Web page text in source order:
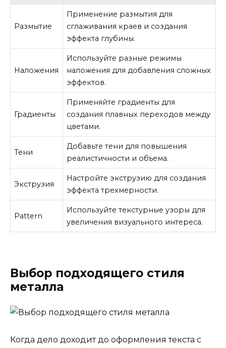
Размытие
Применение размытия для
сглаживания краев и создания
эффекта глубины.
Наложения
Используйте разные режимы
наложения для добавления сложных
эффектов.
Градиенты
Применяйте градиенты для
создания плавных переходов между
цветами.
Тени
Добавьте тени для повышения
реалистичности и объема.
Экструзия
Настройте экструзию для создания
эффекта трехмерности.
Pattern
Используйте текстурные узоры для
увеличения визуального интереса.
Выбор подходящего стиля
металла
Когда дело доходит до оформления текста с